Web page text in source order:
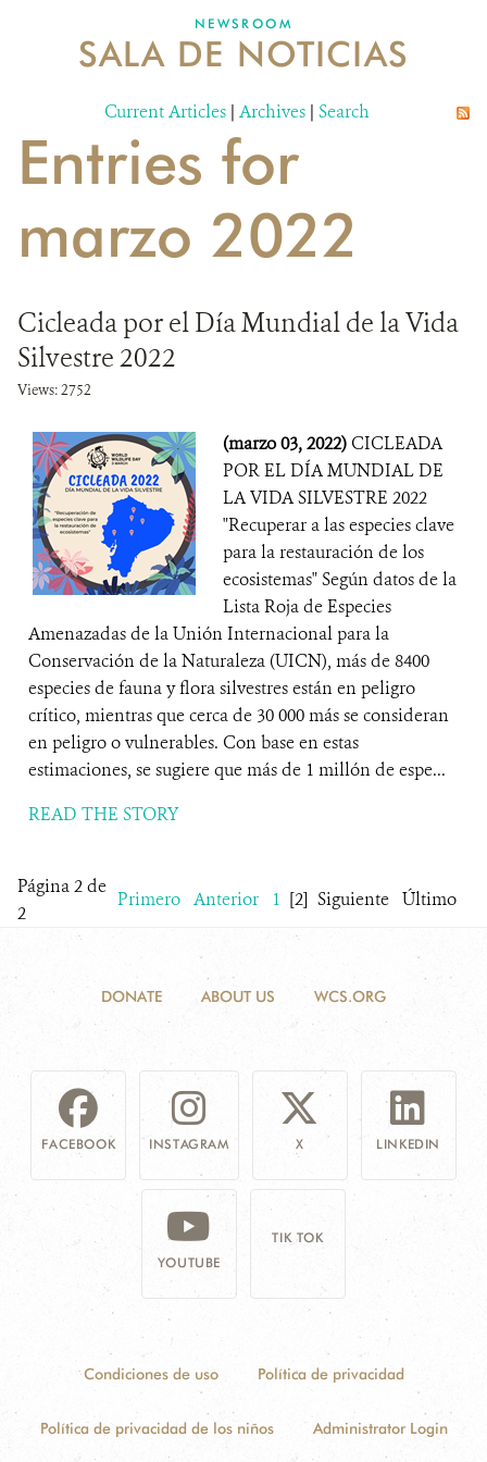
MECANISMO DE ATENCIÓN DE QUEJAS Y RECLAMOS
DONA
NEWSROOM
SALA DE NOTICIAS
Current Articles | Archives | Search
Entries for
marzo 2022
Cicleada por el Día Mundial de la Vida
Silvestre 2022
Views: 2752
(marzo 03, 2022) CICLEADA
POR EL DÍA MUNDIAL DE
LA VIDA SILVESTRE 2022
"Recuperar a las especies clave
para la restauración de los
ecosistemas" Según datos de la
Lista Roja de Especies
Amenazadas de la Unión Internacional para la
Conservación de la Naturaleza (UICN), más de 8400
especies de fauna y flora silvestres están en peligro
crítico, mientras que cerca de 30 000 más se consideran
en peligro o vulnerables. Con base en estas
estimaciones, se sugiere que más de 1 millón de espe...
READ THE STORY
Página 2 de
2
Primero Anterior 1 [2] Siguiente Último
DONATE ABOUT US WCS.ORG
FACEBOOK INSTAGRAM X LINKEDIN
YOUTUBE
TIK TOK
Condiciones de uso Política de privacidad
Política de privacidad de los niños Administrator Login